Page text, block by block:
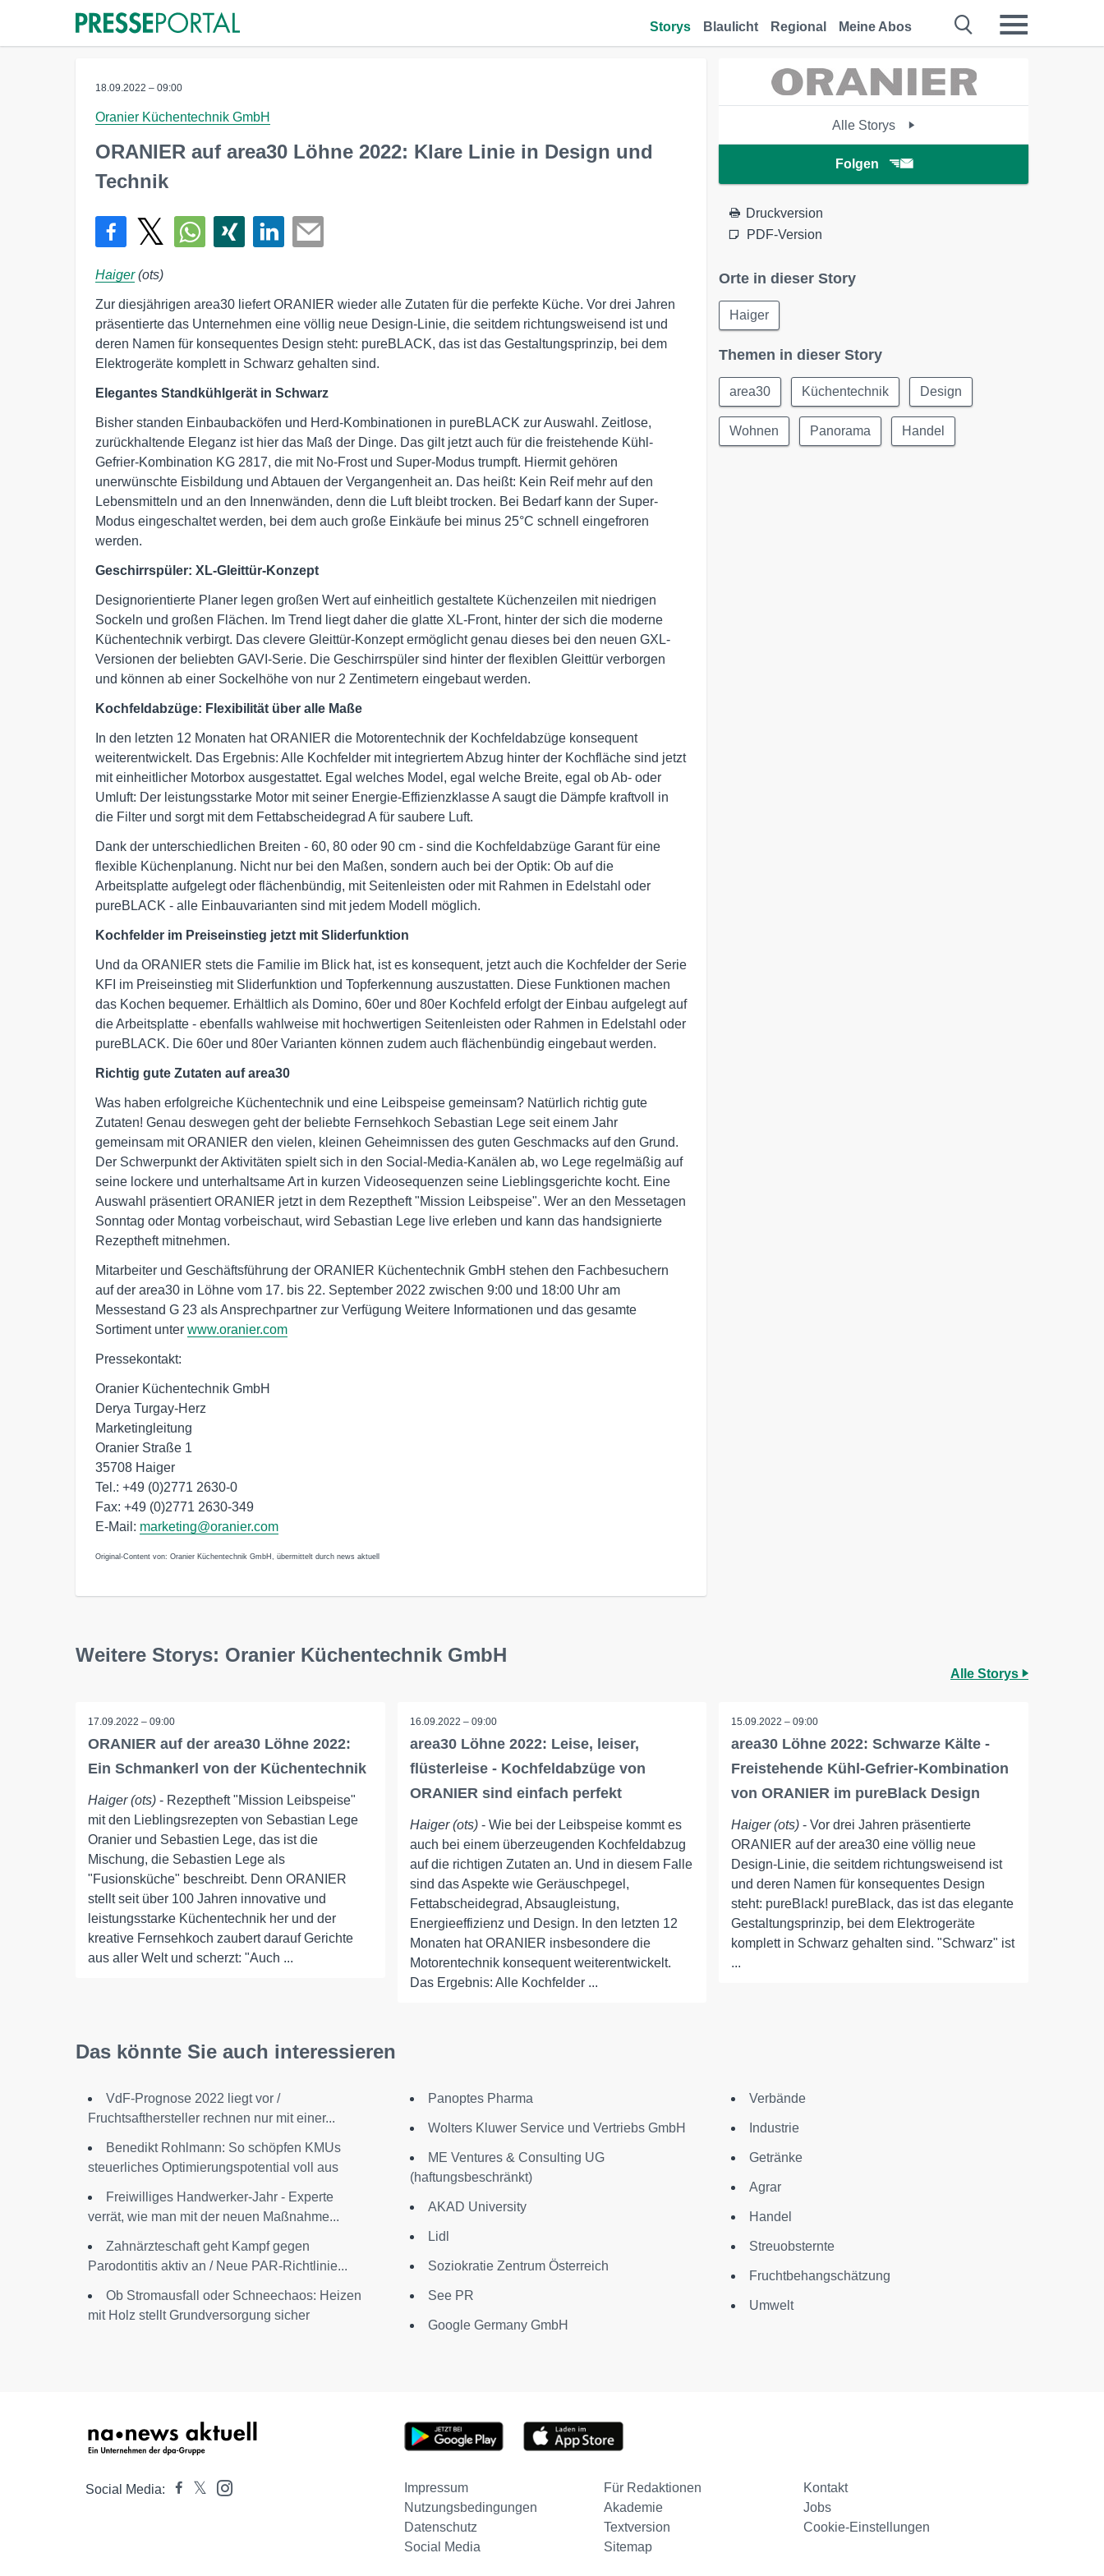
Storys Blaulicht Regional Meine Abos
18.09.2022 – 09:00
Oranier Küchentechnik GmbH
ORANIER auf area30 Löhne 2022: Klare Linie in Design und
Technik
Haiger(ots)
Zur diesjährigen area30 liefert ORANIER wieder alle Zutaten für die perfekte Küche. Vor drei Jahren
präsentierte das Unternehmen eine völlig neue Design-Linie, die seitdem richtungsweisend ist und
deren Namen für konsequentes Design steht: pureBLACK, das ist das Gestaltungsprinzip, bei dem
Elektrogeräte komplett in Schwarz gehalten sind.
Elegantes Standkühlgerät in Schwarz
Bisher standen Einbaubacköfen und Herd-Kombinationen in pureBLACK zur Auswahl. Zeitlose,
zurückhaltende Eleganz ist hier das Maß der Dinge. Das gilt jetzt auch für die freistehende Kühl-
Gefrier-Kombination KG 2817, die mit No-Frost und Super-Modus trumpft. Hiermit gehören
unerwünschte Eisbildung und Abtauen der Vergangenheit an. Das heißt: Kein Reif mehr auf den
Lebensmitteln und an den Innenwänden, denn die Luft bleibt trocken. Bei Bedarf kann der Super-
Modus eingeschaltet werden, bei dem auch große Einkäufe bei minus 25°C schnell eingefroren
werden.
Geschirrspüler: XL-Gleittür-Konzept
Designorientierte Planer legen großen Wert auf einheitlich gestaltete Küchenzeilen mit niedrigen
Sockeln und großen Flächen. Im Trend liegt daher die glatte XL-Front, hinter der sich die moderne
Küchentechnik verbirgt. Das clevere Gleittür-Konzept ermöglicht genau dieses bei den neuen GXL-
Versionen der beliebten GAVI-Serie. Die Geschirrspüler sind hinter der flexiblen Gleittür verborgen
und können ab einer Sockelhöhe von nur 2 Zentimetern eingebaut werden.
Kochfeldabzüge: Flexibilität über alle Maße
In den letzten 12 Monaten hat ORANIER die Motorentechnik der Kochfeldabzüge konsequent
weiterentwickelt. Das Ergebnis: Alle Kochfelder mit integriertem Abzug hinter der Kochfläche sind jetzt
mit einheitlicher Motorbox ausgestattet. Egal welches Model, egal welche Breite, egal ob Ab- oder
Umluft: Der leistungsstarke Motor mit seiner Energie-Effizienzklasse A saugt die Dämpfe kraftvoll in
die Filter und sorgt mit dem Fettabscheidegrad A für saubere Luft.
Dank der unterschiedlichen Breiten - 60, 80 oder 90 cm - sind die Kochfeldabzüge Garant für eine
flexible Küchenplanung. Nicht nur bei den Maßen, sondern auch bei der Optik: Ob auf die
Arbeitsplatte aufgelegt oder flächenbündig, mit Seitenleisten oder mit Rahmen in Edelstahl oder
pureBLACK - alle Einbauvarianten sind mit jedem Modell möglich.
Kochfelder im Preiseinstieg jetzt mit Sliderfunktion
Und da ORANIER stets die Familie im Blick hat, ist es konsequent, jetzt auch die Kochfelder der Serie
KFI im Preiseinstieg mit Sliderfunktion und Topferkennung auszustatten. Diese Funktionen machen
das Kochen bequemer. Erhältlich als Domino, 60er und 80er Kochfeld erfolgt der Einbau aufgelegt auf
die Arbeitsplatte - ebenfalls wahlweise mit hochwertigen Seitenleisten oder Rahmen in Edelstahl oder
pureBLACK. Die 60er und 80er Varianten können zudem auch flächenbündig eingebaut werden.
Richtig gute Zutaten auf area30
Was haben erfolgreiche Küchentechnik und eine Leibspeise gemeinsam? Natürlich richtig gute
Zutaten! Genau deswegen geht der beliebte Fernsehkoch Sebastian Lege seit einem Jahr
gemeinsam mit ORANIER den vielen, kleinen Geheimnissen des guten Geschmacks auf den Grund.
Der Schwerpunkt der Aktivitäten spielt sich in den Social-Media-Kanälen ab, wo Lege regelmäßig auf
seine lockere und unterhaltsame Art in kurzen Videosequenzen seine Lieblingsgerichte kocht. Eine
Auswahl präsentiert ORANIER jetzt in dem Rezeptheft "Mission Leibspeise". Wer an den Messetagen
Sonntag oder Montag vorbeischaut, wird Sebastian Lege live erleben und kann das handsignierte
Rezeptheft mitnehmen.
Mitarbeiter und Geschäftsführung der ORANIER Küchentechnik GmbH stehen den Fachbesuchern
auf der area30 in Löhne vom 17. bis 22. September 2022 zwischen 9:00 und 18:00 Uhr am
Messestand G 23 als Ansprechpartner zur Verfügung Weitere Informationen und das gesamte
Sortiment unter www.oranier.com
Pressekontakt:
Oranier Küchentechnik GmbH
Derya Turgay-Herz
Marketingleitung
Oranier Straße 1
35708 Haiger
Tel.: +49 (0)2771 2630-0
Fax: +49 (0)2771 2630-349
E-Mail: marketing@oranier.com
Original-Content von: Oranier Küchentechnik GmbH, übermittelt durch news aktuell
Alle Storys
Folgen
Druckversion
PDF-Version
Orte in dieser Story
Haiger
Themen in dieser Story
area30 Küchentechnik Design
Wohnen Panorama Handel
Weitere Storys: Oranier Küchentechnik GmbH
Alle Storys
17.09.2022 – 09:00
ORANIER auf der area30 Löhne 2022:
Ein Schmankerl von der Küchentechnik
Haiger (ots) - Rezeptheft "Mission Leibspeise"
mit den Lieblingsrezepten von Sebastian Lege
Oranier und Sebastien Lege, das ist die
Mischung, die Sebastien Lege als
"Fusionsküche" beschreibt. Denn ORANIER
stellt seit über 100 Jahren innovative und
leistungsstarke Küchentechnik her und der
kreative Fernsehkoch zaubert darauf Gerichte
aus aller Welt und scherzt: "Auch ...
16.09.2022 – 09:00
area30 Löhne 2022: Leise, leiser,
flüsterleise - Kochfeldabzüge von
ORANIER sind einfach perfekt
Haiger (ots)- Wie bei der Leibspeise kommt es
auch bei einem überzeugenden Kochfeldabzug
auf die richtigen Zutaten an. Und in diesem Falle
sind das Aspekte wie Geräuschpegel,
Fettabscheidegrad, Absaugleistung,
Energieeffizienz und Design. In den letzten 12
Monaten hat ORANIER insbesondere die
Motorentechnik konsequent weiterentwickelt.
Das Ergebnis: Alle Kochfelder ...
15.09.2022 – 09:00
area30 Löhne 2022: Schwarze Kälte -
Freistehende Kühl-Gefrier-Kombination
von ORANIER im pureBlack Design
Haiger (ots) - Vor drei Jahren präsentierte
ORANIER auf der area30 eine völlig neue
Design-Linie, die seitdem richtungsweisend ist
und deren Namen für konsequentes Design
steht: pureBlack! pureBlack, das ist das elegante
Gestaltungsprinzip, bei dem Elektrogeräte
komplett in Schwarz gehalten sind. "Schwarz" ist
...
Das könnte Sie auch interessieren
VdF-Prognose 2022 liegt vor /
Fruchtsafthersteller rechnen nur mit einer...
Benedikt Rohlmann: So schöpfen KMUs
steuerliches Optimierungspotential voll aus
Freiwilliges Handwerker-Jahr - Experte
verrät, wie man mit der neuen Maßnahme...
Zahnärzteschaft geht Kampf gegen
Parodontitis aktiv an / Neue PAR-Richtlinie...
Ob Stromausfall oder Schneechaos: Heizen
mit Holz stellt Grundversorgung sicher
Panoptes Pharma
Wolters Kluwer Service und Vertriebs GmbH
ME Ventures & Consulting UG
(haftungsbeschränkt)
AKAD University
Lidl
Soziokratie Zentrum Österreich
See PR
Google Germany GmbH
Verbände
Industrie
Getränke
Agrar
Handel
Streuobsternte
Fruchtbehangschätzung
Umwelt
Social Media: Impressum Für Redaktionen
Kontakt
Nutzungsbedingungen
Akademie
Jobs
Datenschutz
Textversion
Cookie-Einstellungen
Social Media
Sitemap